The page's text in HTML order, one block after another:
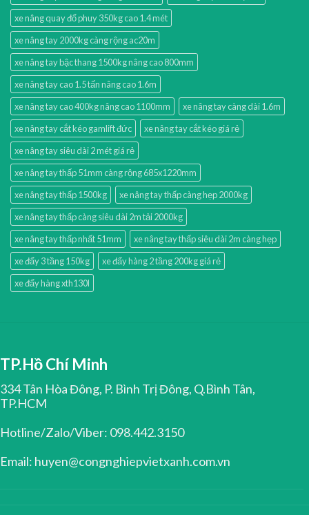
xe nâng quay đổ phuy 350kg cao 1.4 mét
xe nâng tay 2000kg càng rộng ac20m
xe nâng tay bậc thang 1500kg nâng cao 800mm
xe nâng tay cao 1.5 tấn nâng cao 1.6m
xe nâng tay cao 400kg nâng cao 1100mm
xe nâng tay càng dài 1.6m
xe nâng tay cắt kéo gamlift đức
xe nâng tay cắt kéo giá rẻ
xe nâng tay siêu dài 2 mét giá rẻ
xe nâng tay thấp 51mm càng rộng 685x1220mm
xe nâng tay thấp 1500kg
xe nâng tay thấp càng hẹp 2000kg
xe nâng tay thấp càng siêu dài 2m tải 2000kg
xe nâng tay thấp nhất 51mm
xe nâng tay thấp siêu dài 2m càng hẹp
xe đẩy 3 tầng 150kg
xe đẩy hàng 2 tầng 200kg giá rẻ
xe đẩy hàng xth130l
TP.Hồ Chí Minh
334 Tân Hòa Đông, P. Bình Trị Đông, Q.Bình Tân,
TP.HCM
Hotline/Zalo/Viber: 098.442.3150
Email: huyen@congnghiepvietxanh.com.vn